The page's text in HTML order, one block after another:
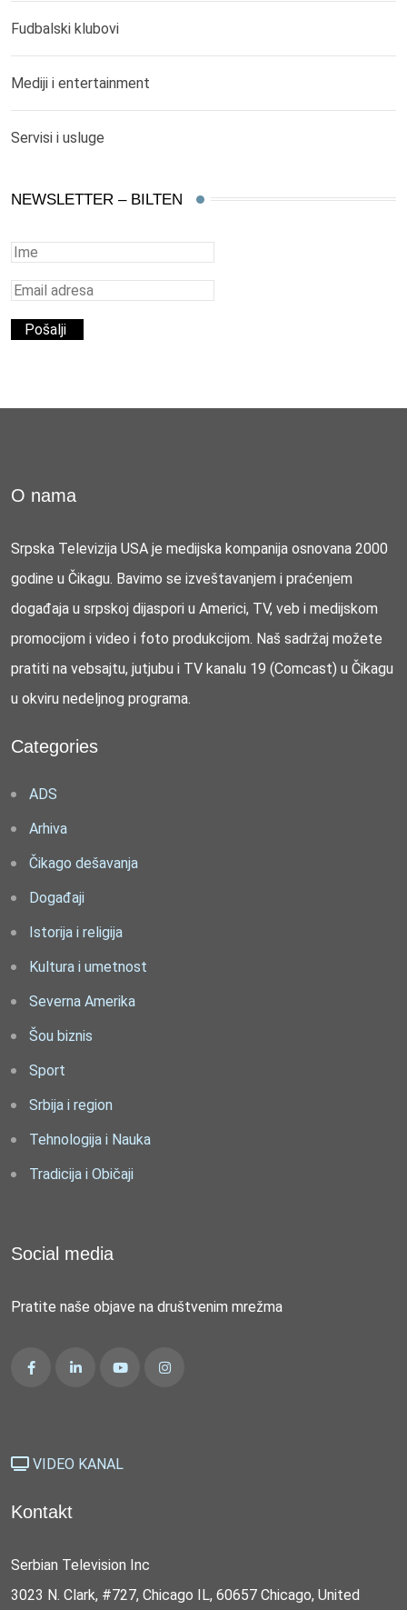
Fudbalski klubovi
Mediji i entertainment
Servisi i usluge
NEWSLETTER – BILTEN
O nama
Srpska Televizija USA je medijska kompanija osnovana 2000
godine u Čikagu. Bavimo se izveštavanjem i praćenjem
događaja u srpskoj dijaspori u Americi, TV, veb i medijskom
promocijom i video i foto produkcijom. Naš sadržaj možete
pratiti na vebsajtu, jutjubu i TV kanalu 19 (Comcast) u Čikagu
u okviru nedeljnog programa.
Categories
ADS
Arhiva
Čikago dešavanja
Događaji
Istorija i religija
Kultura i umetnost
Severna Amerika
Šou biznis
Sport
Srbija i region
Tehnologija i Nauka
Tradicija i Običaji
Social media
Pratite naše objave na društvenim mrežma
VIDEO KANAL
Kontakt
Serbian Television Inc
3023 N. Clark, #727, Chicago IL, 60657 Chicago, United